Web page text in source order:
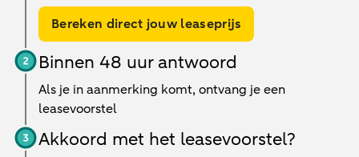
Bereken direct jouw leaseprijs
Binnen 48 uur antwoord
Als je in aanmerking komt, ontvang je een
leasevoorstel
Akkoord met het leasevoorstel?